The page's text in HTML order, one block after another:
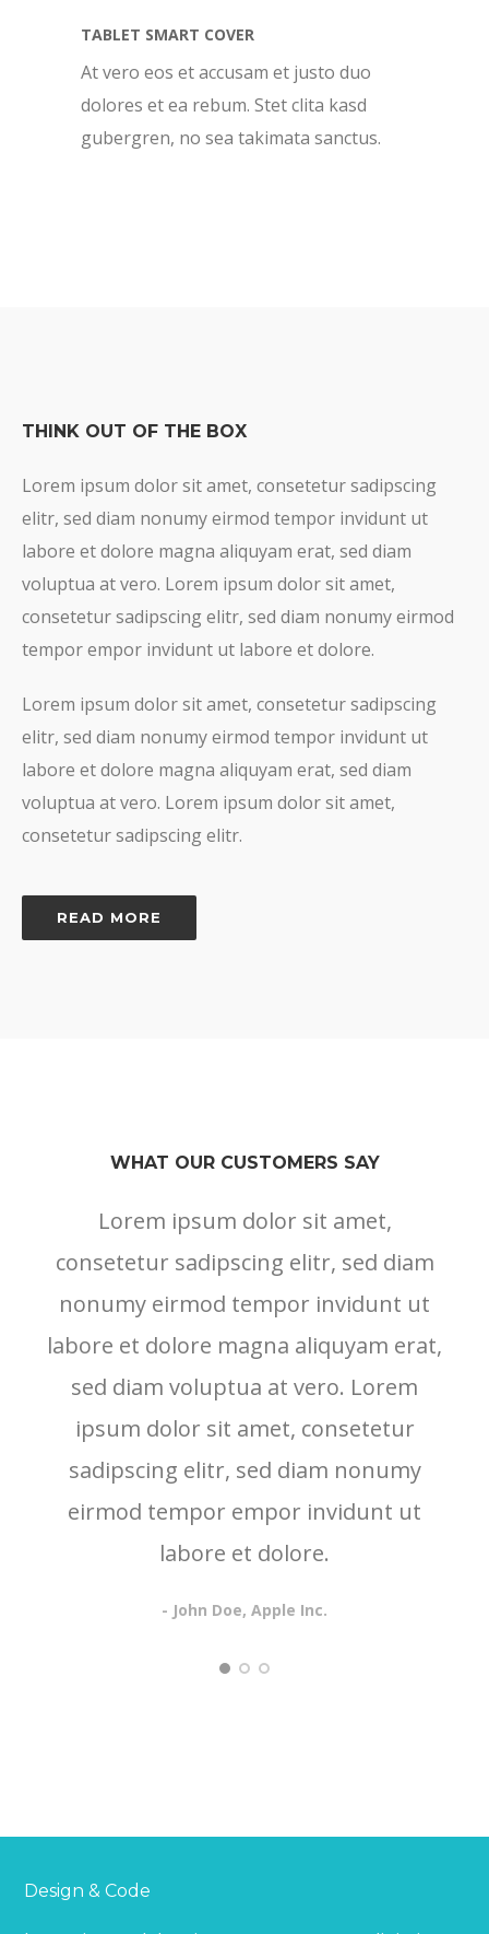
TABLET SMART COVER
At vero eos et accusam et justo duo
dolores et ea rebum. Stet clita kasd
gubergren, no sea takimata sanctus.
THINK OUT OF THE BOX
Lorem ipsum dolor sit amet, consetetur sadipscing
elitr, sed diam nonumy eirmod tempor invidunt ut
labore et dolore magna aliquyam erat, sed diam
voluptua at vero. Lorem ipsum dolor sit amet,
consetetur sadipscing elitr, sed diam nonumy eirmod
tempor empor invidunt ut labore et dolore.
Lorem ipsum dolor sit amet, consetetur sadipscing
elitr, sed diam nonumy eirmod tempor invidunt ut
labore et dolore magna aliquyam erat, sed diam
voluptua at vero. Lorem ipsum dolor sit amet,
consetetur sadipscing elitr.
READ MORE
WHAT OUR CUSTOMERS SAY
Lorem ipsum dolor sit amet,
consetetur sadipscing elitr, sed diam
nonumy eirmod tempor invidunt ut
labore et dolore magna aliquyam erat,
sed diam voluptua at vero. Lorem
ipsum dolor sit amet, consetetur
sadipscing elitr, sed diam nonumy
eirmod tempor empor invidunt ut
labore et dolore.
- John Doe, Apple Inc.
Design & Code